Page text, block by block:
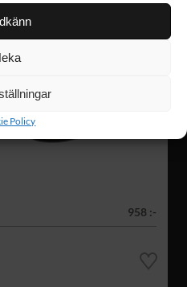
Policy
958 :-